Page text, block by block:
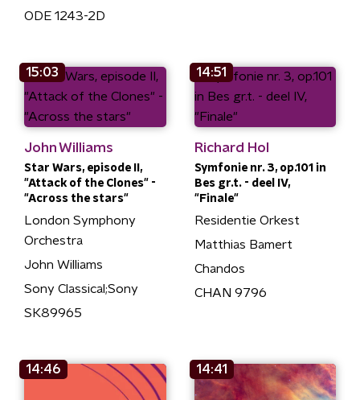
ODE 1243-2D
15:03
John Williams
Star Wars, episode II,
"Attack of the Clones" -
"Across the stars"
London Symphony
Orchestra
John Williams
Sony Classical;Sony
SK89965
14:51
Richard Hol
Symfonie nr. 3, op.101 in
Bes gr.t. - deel IV,
"Finale"
Residentie Orkest
Matthias Bamert
Chandos
CHAN 9796
14:46 14:41